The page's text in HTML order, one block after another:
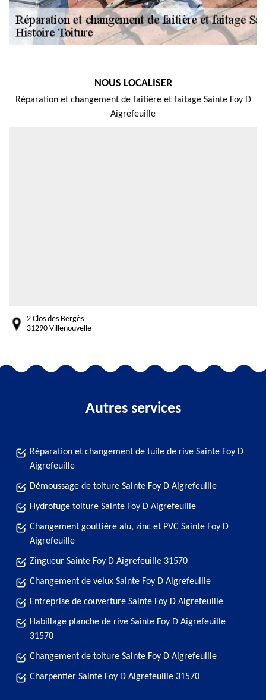
NOUS LOCALISER
Réparation et changement de faitière et faitage Sainte Foy D
Aigrefeuille
2 Clos des Bergès
31290 Villenouvelle
Autres services
Réparation et changement de tuile de rive Sainte Foy D
Aigrefeuille
Démoussage de toiture Sainte Foy D Aigrefeuille
Hydrofuge toiture Sainte Foy D Aigrefeuille
Changement gouttière alu, zinc et PVC Sainte Foy D
Aigrefeuille
Zingueur Sainte Foy D Aigrefeuille 31570
Changement de velux Sainte Foy D Aigrefeuille
Entreprise de couverture Sainte Foy D Aigrefeuille
Habillage planche de rive Sainte Foy D Aigrefeuille
31570
Changement de toiture Sainte Foy D Aigrefeuille
Charpentier Sainte Foy D Aigrefeuille 31570